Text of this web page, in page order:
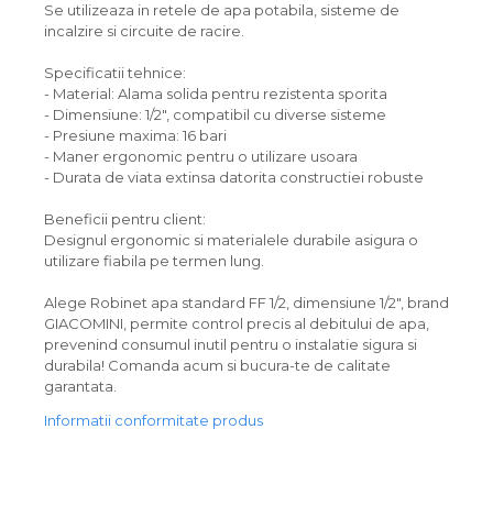
Se utilizeaza in retele de apa potabila, sisteme de
incalzire si circuite de racire.
Specificatii tehnice:
- Material: Alama solida pentru rezistenta sporita
- Dimensiune: 1/2", compatibil cu diverse sisteme
- Presiune maxima: 16 bari
- Maner ergonomic pentru o utilizare usoara
- Durata de viata extinsa datorita constructiei robuste
Beneficii pentru client:
Designul ergonomic si materialele durabile asigura o
utilizare fiabila pe termen lung.
Alege Robinet apa standard FF 1/2, dimensiune 1/2", brand
GIACOMINI, permite control precis al debitului de apa,
prevenind consumul inutil pentru o instalatie sigura si
durabila! Comanda acum si bucura-te de calitate
garantata.
Informatii conformitate produs